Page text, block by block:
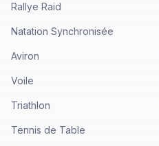
Rallye Raid
Natation Synchronisée
Aviron
Voile
Triathlon
Tennis de Table